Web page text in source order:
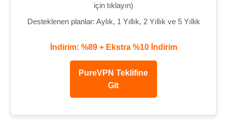
için tıklayın)
Desteklenen planlar: Aylık, 1 Yıllık, 2 Yıllık ve 5 Yıllık
İndirim: %89 + Ekstra %10 İndirim
PureVPN Teklifine
Git